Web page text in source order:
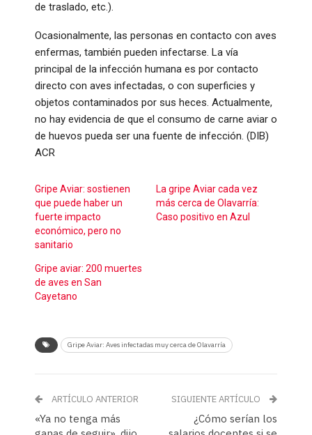
de traslado, etc.).
Ocasionalmente, las personas en contacto con aves
enfermas, también pueden infectarse. La vía
principal de la infección humana es por contacto
directo con aves infectadas, o con superficies y
objetos contaminados por sus heces. Actualmente,
no hay evidencia de que el consumo de carne aviar o
de huevos pueda ser una fuente de infección. (DIB)
ACR
Gripe Aviar: sostienen
que puede haber un
fuerte impacto
económico, pero no
sanitario
La gripe Aviar cada vez
más cerca de Olavarría:
Caso positivo en Azul
Gripe aviar: 200 muertes
de aves en San
Cayetano
Gripe Aviar: Aves infectadas muy cerca de Olavarría
ARTÍCULO ANTERIOR
«Ya no tenga más
SIGUIENTE ARTÍCULO
¿Cómo serían los